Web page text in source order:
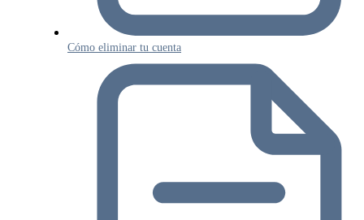
Cómo eliminar tu cuenta